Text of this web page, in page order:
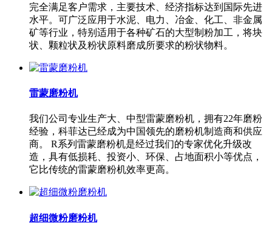
完全满足客户需求，主要技术、经济指标达到国际先进
水平。可广泛应用于水泥、电力、冶金、化工、非金属
矿等行业，特别适用于各种矿石的大型制粉加工，将块
状、颗粒状及粉状原料磨成所要求的粉状物料。
雷蒙磨粉机
我们公司专业生产大、中型雷蒙磨粉机，拥有22年磨粉
经验，科菲达已经成为中国领先的磨粉机制造商和供应
商。 R系列雷蒙磨粉机是经过我们的专家优化升级改
造，具有低损耗、投资小、环保、占地面积小等优点，
它比传统的雷蒙磨粉机效率更高。
超细微粉磨粉机